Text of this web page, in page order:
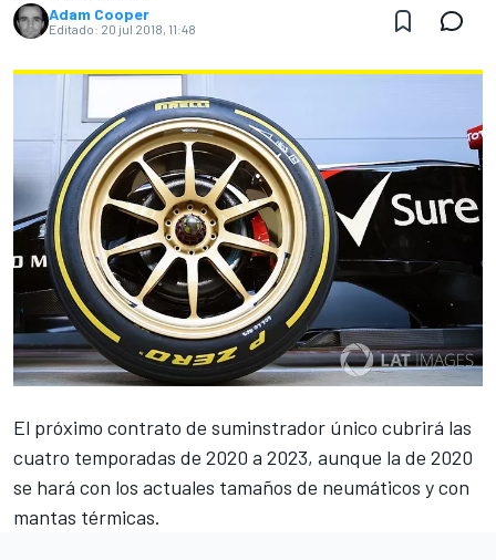
Adam Cooper
Editado: 20 jul 2018, 11:48
El próximo contrato de suminstrador único cubrirá las
cuatro temporadas de 2020 a 2023, aunque la de 2020
se hará con los actuales tamaños de neumáticos y con
mantas térmicas.